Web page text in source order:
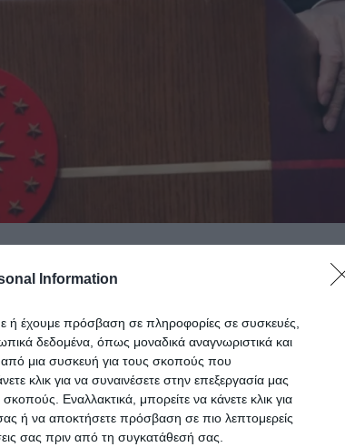
Information
ή έχουμε πρόσβαση σε πληροφορίες σε συσκευές,
δεδομένα, όπως μοναδικά αναγνωριστικά και
μια συσκευή για τους σκοπούς που
κλικ για να συναινέσετε στην επεξεργασία μας
Εναλλακτικά, μπορείτε να κάνετε κλικ για
ή να αποκτήσετε πρόσβαση σε πιο λεπτομερείς
σας πριν από τη συγκατάθεσή σας.